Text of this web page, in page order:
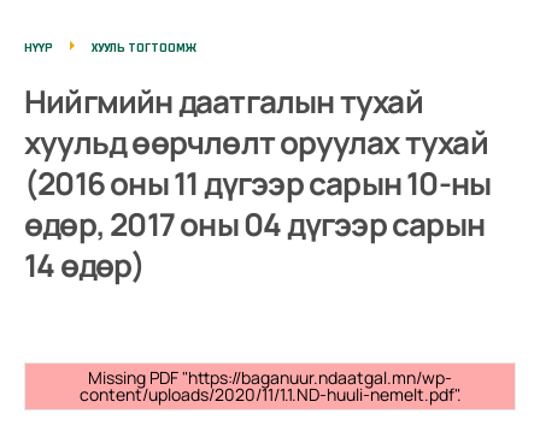
НҮҮР ХУУЛЬ ТОГТООМЖ
Нийгмийн даатгалын тухай
хуульд өөрчлөлт оруулах тухай
(2016 оны 11 дүгээр сарын 10-ны
өдөр, 2017 оны 04 дүгээр сарын
14 өдөр)
Missing PDF "https://baganuur.ndaatgal.mn/wp-
content/uploads/2020/11/1.1.ND-huuli-nemelt.pdf".